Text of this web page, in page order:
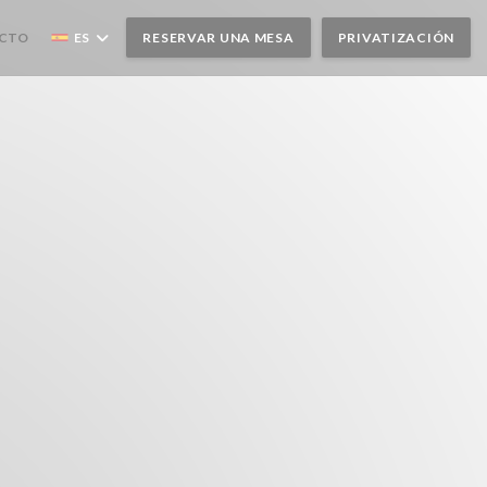
VENTANA))
ES RESERVAR UNA MESA PRIVATIZACIÓN